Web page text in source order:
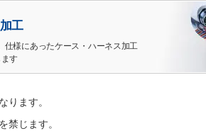
工
仕様にあったケース・ハーネス加工
す
ります。
禁じます。